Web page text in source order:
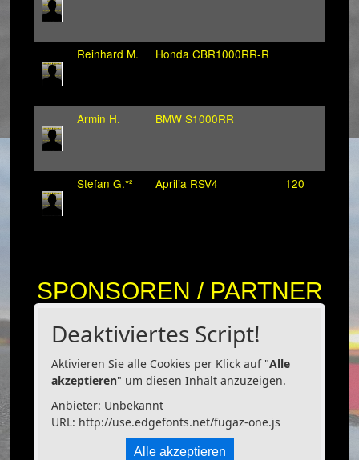
Reinhard M. Honda CBR1000RR-R
Armin H. BMW S1000RR
Stefan G.*² Aprilia RSV4 120
SPONSOREN / PARTNER
Deaktiviertes Script!
Aktivieren Sie alle Cookies per Klick auf "Alle
akzeptieren" um diesen Inhalt anzuzeigen.
Anbieter: Unbekannt
URL: http://use.edgefonts.net/fugaz-one.js
Alle akzeptieren